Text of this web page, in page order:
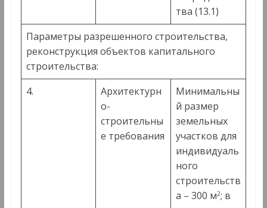
тва (13.1)
Параметры разрешенного строительства,
реконструкция объектов капитального
строительства:
4.
Архитектурн
о-
строительны
е требования
Минимальны
й размер
земельных
участков для
индивидуаль
ного
строительств
а – 300 м2; в